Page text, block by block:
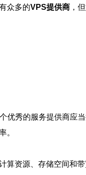
众多的VPS提供商 ，
优秀的服务提供商应
。
算资源、存储空间和